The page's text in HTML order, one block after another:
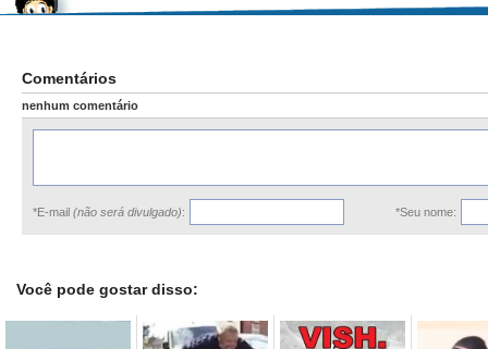
Comentários
nenhum comentário
*E-mail (não será divulgado): *Seu nome:
Você pode gostar disso: